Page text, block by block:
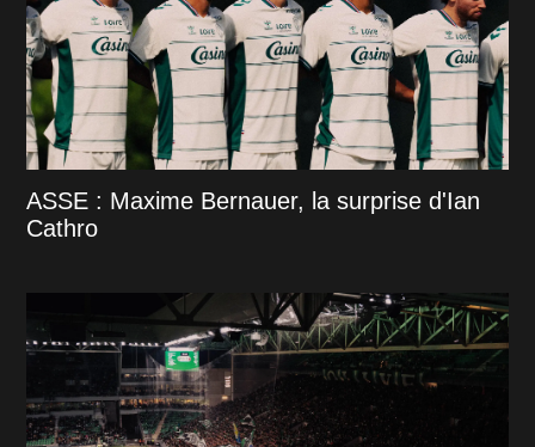
ASSE : Maxime Bernauer, la surprise d'Ian
Cathro